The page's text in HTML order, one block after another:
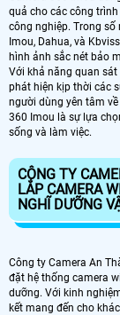
quả cho các công
công nghiệp. Trong
Imou, Dahua, và
hình ảnh sắc nét bảo
Với khả năng quan
phát hiện kịp thời các
người dùng yên tâm
360 Imou là sự lựa
sống và làm việc.
CÔNG TY
LẮP CAMERA
NGHĨ DƯỠNG
Công ty Camera An
đặt hệ thống camera
dưỡng. Với kinh
kết mang đến cho